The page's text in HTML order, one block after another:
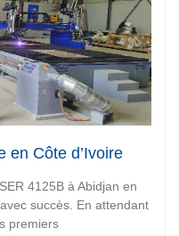
en Côte d’Ivoire
4125B à Abidjan en
succès. En attendant
premiers